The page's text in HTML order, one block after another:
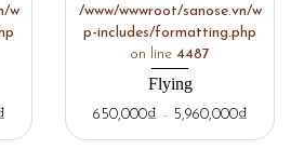
w
/www/wwwroot/sanose.vn/w
p-includes/formatting.php
on line 4487
Flying
650,000₫ – 5,960,000₫